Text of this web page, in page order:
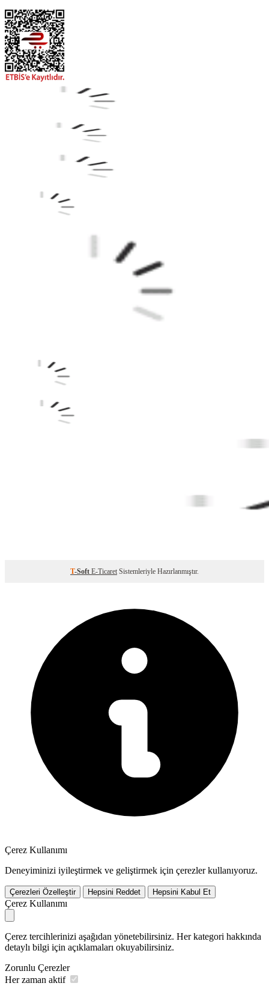
T-Soft E-Ticaret Sistemleriyle Hazırlanmıştır.
Çerez Kullanımı
Deneyiminizi iyileştirmek ve geliştirmek için çerezler kullanıyoruz.
Çerezleri Özelleştir Hepsini Reddet Hepsini Kabul Et
Çerez Kullanımı
Çerez tercihlerinizi aşağıdan yönetebilirsiniz. Her kategori hakkında
detaylı bilgi için açıklamaları okuyabilirsiniz.
Zorunlu Çerezler
Her zaman aktif